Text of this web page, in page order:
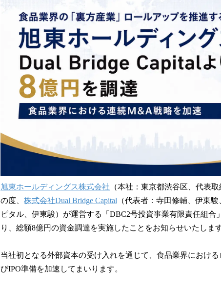
旭東ホールディングス株式会社 （本社：東京都渋谷区、代表
の度、 株式会社Dual Bridge Capital （代表者：寺田修輔、伊東
ピタル、伊東駿）が運営する「DBC2号投資事業有限責任組合
り、総額8億円の資金調達を実施したことをお知らせいたします
当社初となる外部資本の受け入れを通じて、食品業界におけ
びIPO準備を加速してまいります。